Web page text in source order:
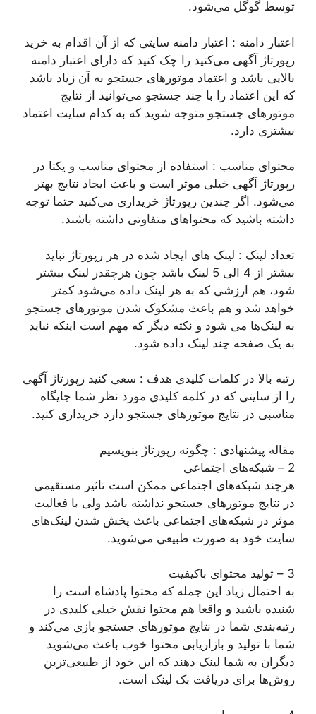
توسط گوگل می‌شود.
اعتبار دامنه : اعتبار دامنه سایتی که از آن اقدام به خرید
رپورتاژ آگهی می‌کنید را چک کنید که دارای اعتبار دامنه
بالایی باشد و اعتماد موتورهای جستجو به آن زیاد باشد
که این اعتماد را با چند جستجو می‌توانید از نتایج
موتورهای جستجو متوجه شوید که به کدام سایت اعتماد
بیشتری دارد.
محتوای مناسب : استفاده از محتوای مناسب و یکتا در
رپورتاژ آگهی خیلی موثر است و باعث ایجاد نتایج بهتر
می‌شود. اگر چندین رپورتاژ خریداری می‌کنید حتما توجه
داشته باشید که محتواهای متفاوتی داشته باشند.
تعداد لینک : لینک های ایجاد شده در هر رپورتاژ نباید
بیشتر از 4 الی 5 لینک باشد چون هرچقدر لینک بیشتر
شود، هم ارزشی که به هر لینک داده می‌شود کمتر
خواهد شد و هم باعث مشکوک شدن موتورهای جستجو
به لینک‌ها می شود و نکته دیگر که مهم است اینکه نباید
به یک صفحه چند لینک داده شود.
رتبه بالا در کلمات کلیدی هدف : سعی کنید رپورتاژ آگهی
را از سایتی که در کلمه کلیدی مورد نظر شما جایگاه
مناسبی در نتایج موتورهای جستجو دارد خریداری کنید.
مقاله پیشنهادی : چگونه رپورتاژ بنویسیم
2 – شبکه‌های اجتماعی
هرچند شبکه‌های اجتماعی ممکن است تاثیر مستقیمی
در نتایج موتورهای جستجو نداشته باشد ولی با فعالیت
موثر در شبکه‌های اجتماعی باعث پخش شدن لینک‌های
سایت خود به صورت طبیعی می‌شوید.
3 – تولید محتوای باکیفیت
به احتمال زیاد این جمله که محتوا پادشاه است را
شنیده باشید و واقعا هم محتوا نقش خیلی کلیدی در
رتبه‌بندی شما در نتایج موتورهای جستجو بازی می‌کند و
شما با تولید و بازاریابی محتوا خوب باعث می‌شوید
دیگران به شما لینک دهند که این خود از طبیعی‌ترین
روش‌ها برای دریافت بک لینک است.